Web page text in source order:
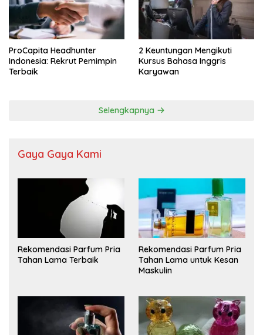
ProCapita Headhunter
Indonesia: Rekrut Pemimpin
Terbaik
2 Keuntungan Mengikuti
Kursus Bahasa Inggris
Karyawan
Selengkapnya
Gaya Gaya Kami
Rekomendasi Parfum Pria
Tahan Lama Terbaik
Rekomendasi Parfum Pria
Tahan Lama untuk Kesan
Maskulin